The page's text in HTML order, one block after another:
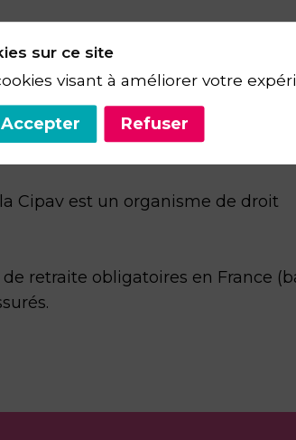
Cipav est un organisme de droit
retraite obligatoires en France
sur ce site
visant à améliorer votre
Accepter Refuser